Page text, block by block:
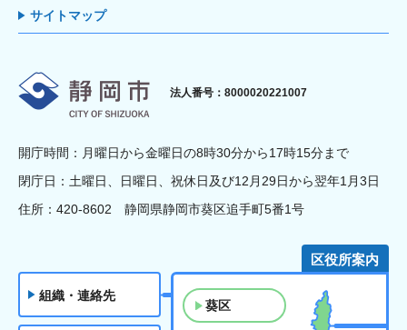
サイトマップ
静岡市
法人番号：8000020221007
開庁時間：月曜日から金曜日の8時30分から17時15分まで
閉庁日：土曜日、日曜日、祝休日及び12月29日から翌年1月3日
住所：420-8602 静岡県静岡市葵区追手町5番1号
組織・連絡先
区役所案内
葵区